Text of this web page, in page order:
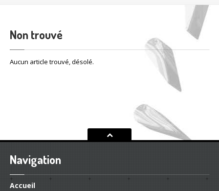
LESACTUS
Non trouvé
Aucun article trouvé, désolé.
Navigation
Accueil